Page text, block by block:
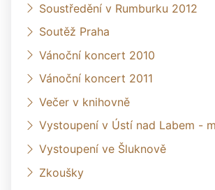
Soustředění v Rumburku 2012
Soutěž Praha
Vánoční koncert 2010
Vánoční koncert 2011
Večer v knihovně
Vystoupení v Ústí nad Labem -
Vystoupení ve Šluknově
Zkoušky